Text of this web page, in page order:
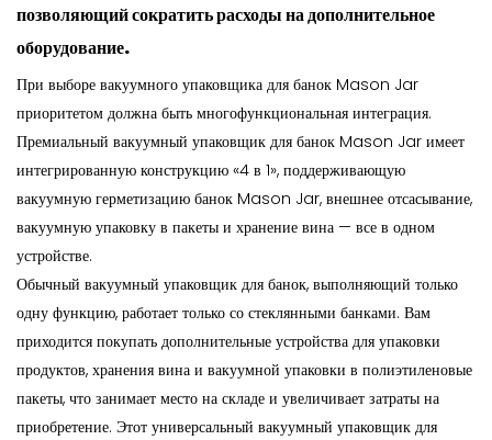
позволяющий сократить расходы на дополнительное
оборудование.
При выборе вакуумного упаковщика для банок Mason Jar
приоритетом должна быть многофункциональная интеграция.
Премиальный вакуумный упаковщик для банок Mason Jar имеет
интегрированную конструкцию «4 в 1», поддерживающую
вакуумную герметизацию банок Mason Jar, внешнее отсасывание,
вакуумную упаковку в пакеты и хранение вина — все в одном
устройстве.
Обычный вакуумный упаковщик для банок, выполняющий только
одну функцию, работает только со стеклянными банками. Вам
приходится покупать дополнительные устройства для упаковки
продуктов, хранения вина и вакуумной упаковки в полиэтиленовые
пакеты, что занимает место на складе и увеличивает затраты на
приобретение. Этот универсальный вакуумный упаковщик для